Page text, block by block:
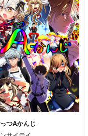
ててYU→MA
ソイヤー
円（税込）
方Project
サンプル カート
つAかんじ